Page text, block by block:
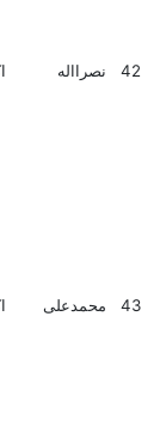
اکراسریان
اکرمی فرد